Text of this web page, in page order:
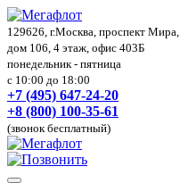
129626, г.Москва, проспект Мира,
дом 106, 4 этаж, офис 403Б
понедельник - пятница
с 10:00 до 18:00
+7 (495) 647-24-20
+8 (800) 100-35-61
(звонок бесплатный)